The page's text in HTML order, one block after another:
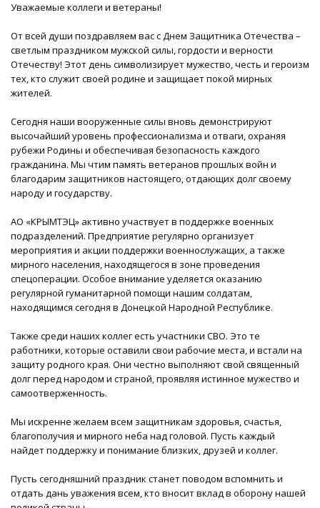
Уважаемые коллеги и ветераны!
От всей души поздравляем вас с Днем Защитника Отечества –
светлым праздником мужской силы, гордости и верности
Отечеству! Этот день символизирует мужество, честь и героизм
тех, кто служит своей родине и защищает покой мирных
жителей.
Сегодня наши вооруженные силы вновь демонстрируют
высочайший уровень профессионализма и отваги, охраняя
рубежи Родины и обеспечивая безопасность каждого
гражданина. Мы чтим память ветеранов прошлых войн и
благодарим защитников настоящего, отдающих долг своему
народу и государству.
АО «КРЫМТЭЦ» активно участвует в поддержке военных
подразделений. Предприятие регулярно организует
мероприятия и акции поддержки военнослужащих, а также
мирного населения, находящегося в зоне проведения
спецоперации. Особое внимание уделяется оказанию
регулярной гуманитарной помощи нашим солдатам,
находящимся сегодня в Донецкой Народной Республике.
Также среди наших коллег есть участники СВО. Это те
работники, которые оставили свои рабочие места, и встали на
защиту родного края. Они честно выполняют свой священный
долг перед народом и страной, проявляя истинное мужество и
самоотверженность.
Мы искренне желаем всем защитникам здоровья, счастья,
благополучия и мирного неба над головой. Пусть каждый
найдет поддержку и понимание близких, друзей и коллег.
Пусть сегодняшний праздник станет поводом вспомнить и
отдать дань уважения всем, кто вносит вклад в оборону нашей